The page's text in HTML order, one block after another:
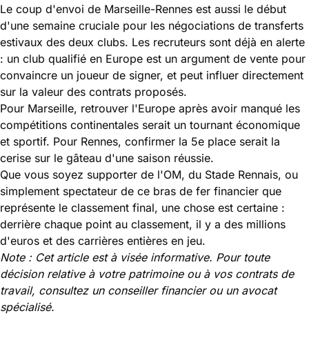
Le coup d'envoi de Marseille-Rennes est aussi le début
d'une semaine cruciale pour les négociations de transferts
estivaux des deux clubs. Les recruteurs sont déjà en alerte
: un club qualifié en Europe est un argument de vente pour
convaincre un joueur de signer, et peut influer directement
sur la valeur des contrats proposés.
Pour Marseille, retrouver l'Europe après avoir manqué les
compétitions continentales serait un tournant économique
et sportif. Pour Rennes, confirmer la 5e place serait la
cerise sur le gâteau d'une saison réussie.
Que vous soyez supporter de l'OM, du Stade Rennais, ou
simplement spectateur de ce bras de fer financier que
représente le classement final, une chose est certaine :
derrière chaque point au classement, il y a des millions
d'euros et des carrières entières en jeu.
Note : Cet article est à visée informative. Pour toute
décision relative à votre patrimoine ou à vos contrats de
travail, consultez un conseiller financier ou un avocat
spécialisé.